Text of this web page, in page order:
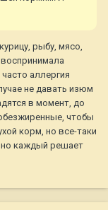
рыбу, мясо,
аллергия
не давать изюм
в момент, до
чтобы
корм, но все-таки
но каждый решает